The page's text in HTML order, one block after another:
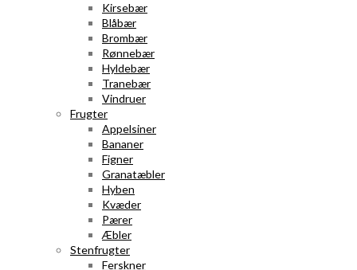
Kirsebær
Blåbær
Brombær
Rønnebær
Hyldebær
Tranebær
Vindruer
Frugter
Appelsiner
Bananer
Figner
Granatæbler
Hyben
Kvæder
Pærer
Æbler
Stenfrugter
Ferskner